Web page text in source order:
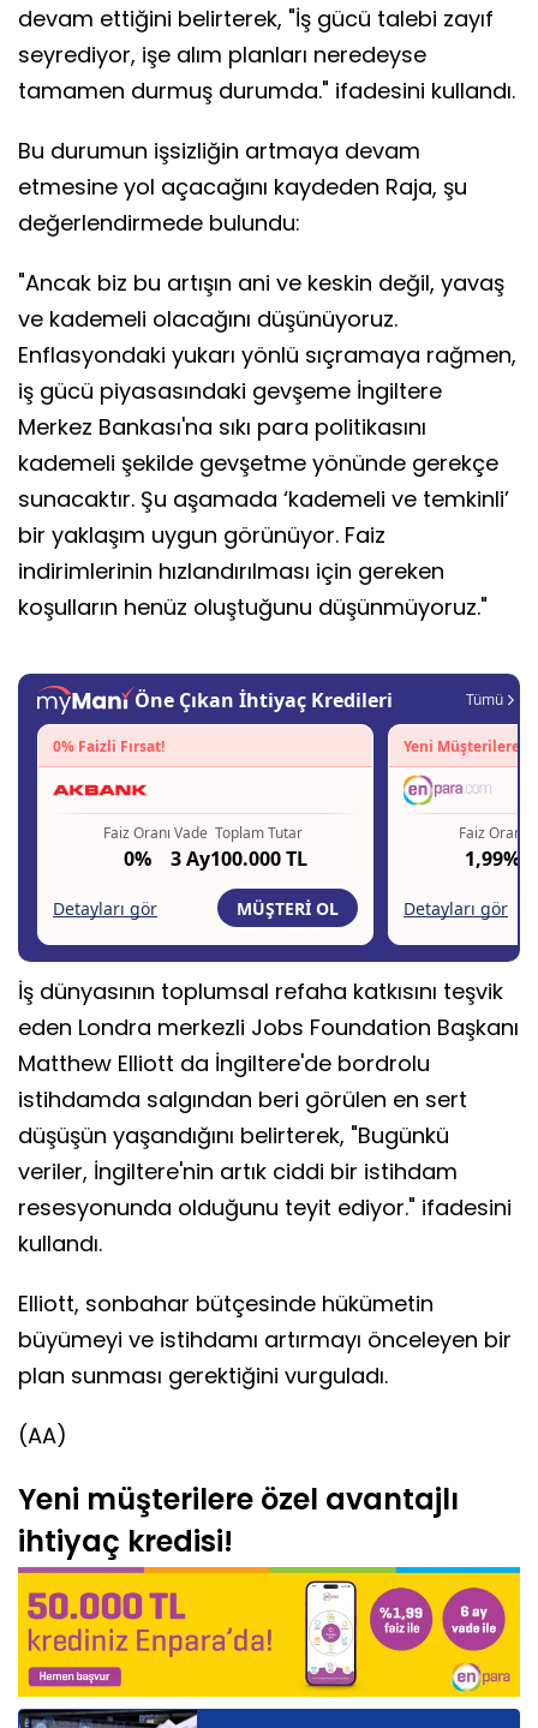
devam ettiğini belirterek, "İş gücü talebi zayıf
seyrediyor, işe alım planları neredeyse
tamamen durmuş durumda." ifadesini kullandı.
Bu durumun işsizliğin artmaya devam
etmesine yol açacağını kaydeden Raja, şu
değerlendirmede bulundu:
"Ancak biz bu artışın ani ve keskin değil, yavaş
ve kademeli olacağını düşünüyoruz.
Enflasyondaki yukarı yönlü sıçramaya rağmen,
iş gücü piyasasındaki gevşeme İngiltere
Merkez Bankası'na sıkı para politikasını
kademeli şekilde gevşetme yönünde gerekçe
sunacaktır. Şu aşamada ‘kademeli ve temkinli’
bir yaklaşım uygun görünüyor. Faiz
indirimlerinin hızlandırılması için gereken
koşulların henüz oluştuğunu düşünmüyoruz."
İş dünyasının toplumsal refaha katkısını teşvik
eden Londra merkezli Jobs Foundation Başkanı
Matthew Elliott da İngiltere'de bordrolu
istihdamda salgından beri görülen en sert
düşüşün yaşandığını belirterek, "Bugünkü
veriler, İngiltere'nin artık ciddi bir istihdam
resesyonunda olduğunu teyit ediyor." ifadesini
kullandı.
Elliott, sonbahar bütçesinde hükümetin
büyümeyi ve istihdamı artırmayı önceleyen bir
plan sunması gerektiğini vurguladı.
(AA)
Yeni müşterilere özel avantajlı
ihtiyaç kredisi!